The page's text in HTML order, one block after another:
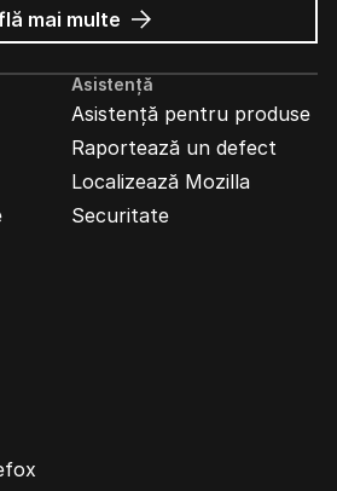
mai multe despre
Reclame
Mozilla
Asistență
Asistență pentru produse
Raportează un defect
Localizează Mozilla
Securitate